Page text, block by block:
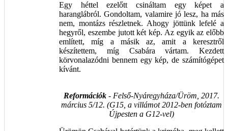
Egy héttel ezelőtt csináltam egy képet a
haranglábról. Gondoltam, valamire jó lesz, ha más
nem, montázs részletnek. Ahogy jöttünk lefelé a
hegyről, eszembe jutott két kép. Az egyik az előbb
említett, míg a másik az, amit a keresztről
készítettem, míg Csabára vártam. Kezdett
körvonalazódni bennem egy kép, de számítógépet
kívánt.
Reformációk - Felső-Nyáregyháza/Üröm, 2017.
március 5/12. (G15, a villámot 2012-ben fotóztam
Újpesten a G12-vel)